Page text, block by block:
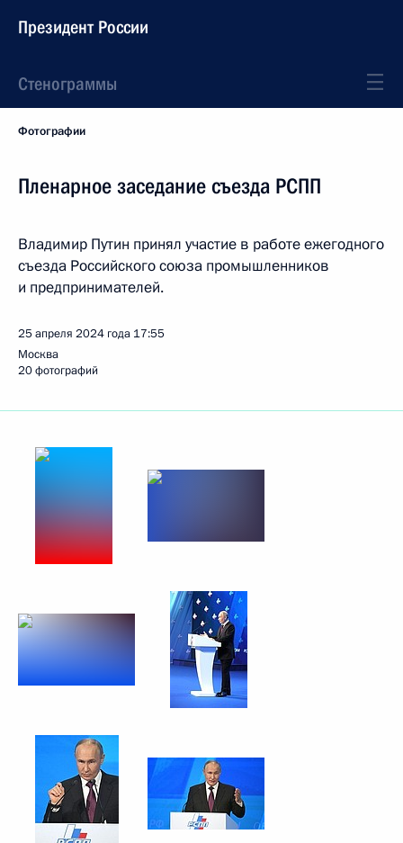
Президент России
Стенограммы
Фотографии
Пленарное заседание съезда РСПП
Владимир Путин принял участие в работе ежегодного
съезда Российского союза промышленников
и предпринимателей.
25 апреля 2024 года 17:55
Москва
20 фотографий